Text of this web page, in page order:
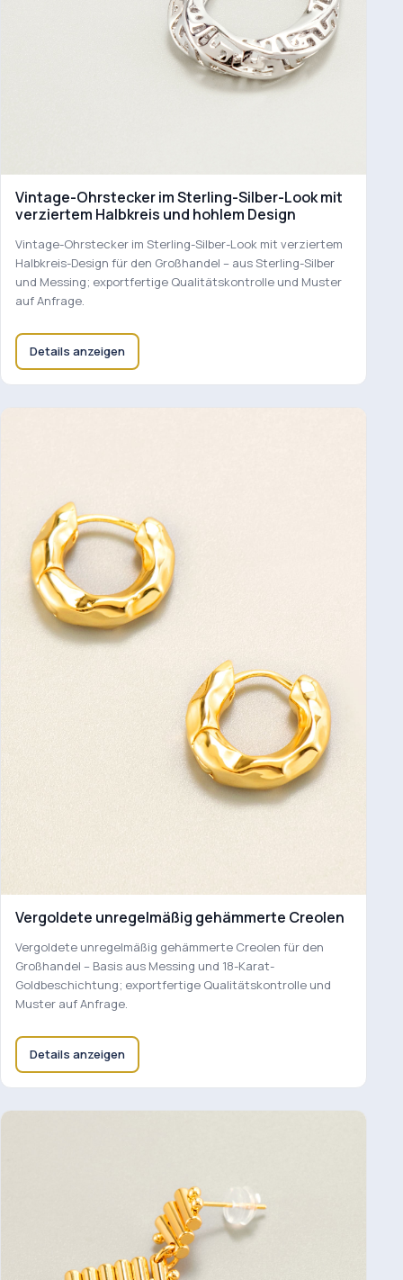
Vintage-Ohrstecker im Sterling-Silber-Look mit
verziertem Halbkreis und hohlem Design
Vintage-Ohrstecker im Sterling-Silber-Look mit verziertem
Halbkreis-Design für den Großhandel – aus Sterling-Silber
und Messing; exportfertige Qualitätskontrolle und Muster
auf Anfrage.
Details anzeigen
Vergoldete unregelmäßig gehämmerte Creolen
Vergoldete unregelmäßig gehämmerte Creolen für den
Großhandel – Basis aus Messing und 18-Karat-
Goldbeschichtung; exportfertige Qualitätskontrolle und
Muster auf Anfrage.
Details anzeigen